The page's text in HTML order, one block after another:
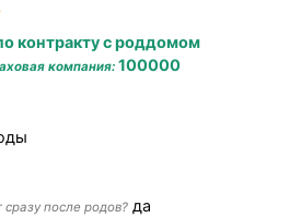
контракту с роддомом
компания: 100000
после родов? да